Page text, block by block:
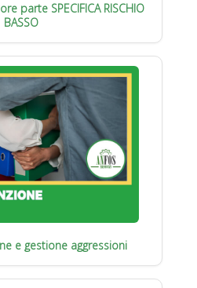
parte SPECIFICA RISCHIO
BASSO
e gestione aggressioni